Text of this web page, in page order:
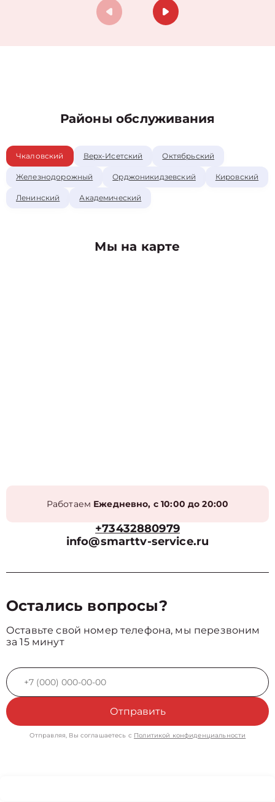
Районы обслуживания
Чкаловский Верх-Исетский Октябрьский
Железнодорожный Орджоникидзевский Кировский
Ленинский Академический
Мы на карте
Работаем Ежедневно, с 10:00 до 20:00
+73432880979
info@smarttv-service.ru
Остались вопросы?
Оставьте свой номер телефона, мы перезвоним
за 15 минут
Отправить
Отправляя, Вы соглашаетесь с Политикой конфиденциальности